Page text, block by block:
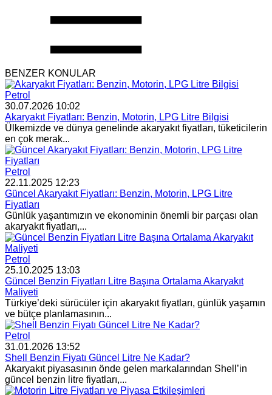
BENZER KONULAR
Petrol
30.07.2026 10:02
Akaryakıt Fiyatları: Benzin, Motorin, LPG Litre Bilgisi
Ülkemizde ve dünya genelinde akaryakıt fiyatları, tüketicilerin
en çok merak...
Petrol
22.11.2025 12:23
Güncel Akaryakıt Fiyatları: Benzin, Motorin, LPG Litre
Fiyatları
Günlük yaşantımızın ve ekonominin önemli bir parçası olan
akaryakıt fiyatları,...
Petrol
25.10.2025 13:03
Güncel Benzin Fiyatları Litre Başına Ortalama Akaryakıt
Maliyeti
Türkiye’deki sürücüler için akaryakıt fiyatları, günlük yaşamın
ve bütçe planlamasının...
Petrol
31.01.2026 13:52
Shell Benzin Fiyatı Güncel Litre Ne Kadar?
Akaryakıt piyasasının önde gelen markalarından Shell’in
güncel benzin litre fiyatları,...